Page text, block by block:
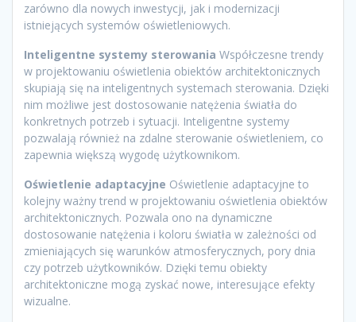
zarówno dla nowych inwestycji, jak i modernizacji
istniejących systemów oświetleniowych.
Inteligentne systemy sterowania Współczesne trendy
w projektowaniu oświetlenia obiektów architektonicznych
skupiają się na inteligentnych systemach sterowania. Dzięki
nim możliwe jest dostosowanie natężenia światła do
konkretnych potrzeb i sytuacji. Inteligentne systemy
pozwalają również na zdalne sterowanie oświetleniem, co
zapewnia większą wygodę użytkownikom.
Oświetlenie adaptacyjne Oświetlenie adaptacyjne to
kolejny ważny trend w projektowaniu oświetlenia obiektów
architektonicznych. Pozwala ono na dynamiczne
dostosowanie natężenia i koloru światła w zależności od
zmieniających się warunków atmosferycznych, pory dnia
czy potrzeb użytkowników. Dzięki temu obiekty
architektoniczne mogą zyskać nowe, interesujące efekty
wizualne.